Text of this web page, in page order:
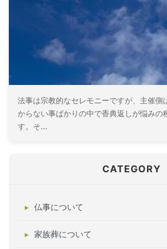
法事は宗教的なセレモニーですが、主催側
からない事ばかりの中で香典返しが悩みの
す。そ...
CATEGORY
仏事について
家族葬について